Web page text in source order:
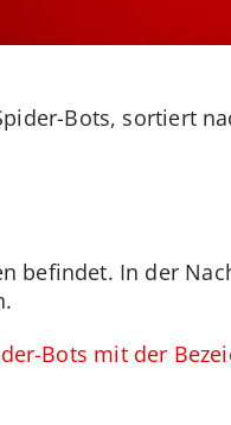
Bots, sortiert
befindet. In der
Bots mit der